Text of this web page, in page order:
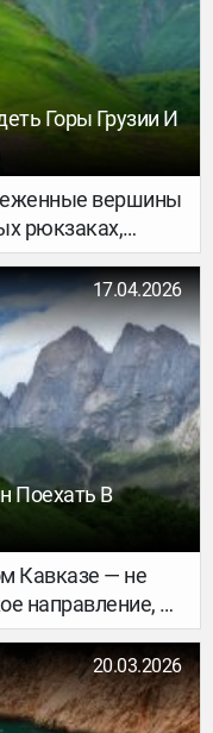
Горы Грузии И
вершины
рюкзаках,
палатках.
преодолением
локаций,
доступна
можно
видом.
17.04.2026
Поехать В
Кавказе — не
направление, и
границе с
курорт в
древние
20.03.2026